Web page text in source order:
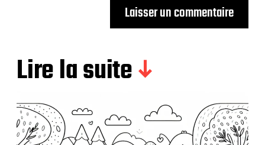
Lire la suite